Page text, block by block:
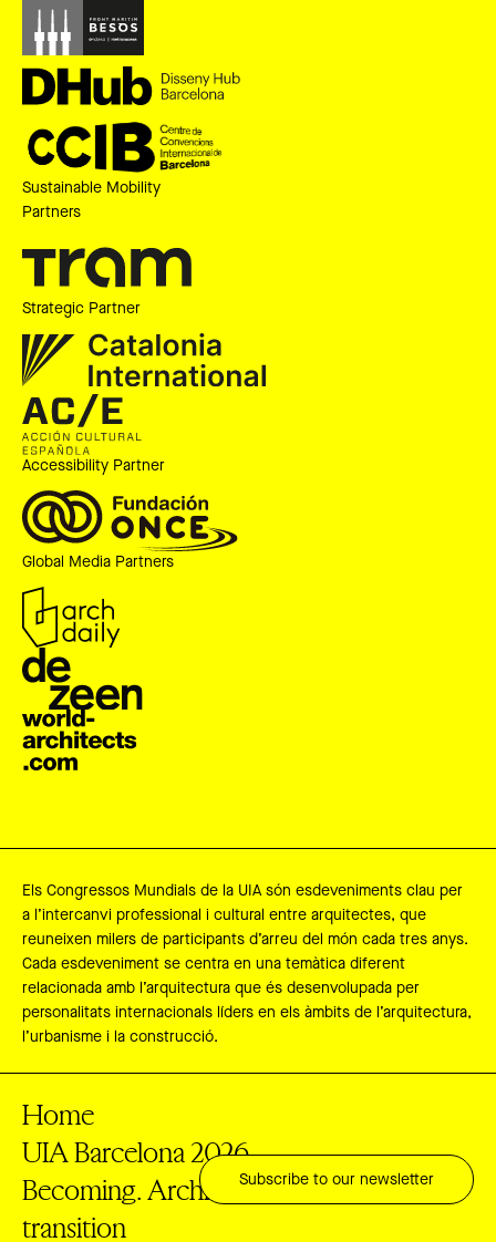
Sustainable Mobility
Partners
Strategic Partner
Accessibility Partner
Global Media Partners
Els Congressos Mundials de la UIA són esdeveniments clau per
a l’intercanvi professional i cultural entre arquitectes, que
reuneixen milers de participants d’arreu del món cada tres anys.
Cada esdeveniment se centra en una temàtica diferent
relacionada amb l’arquitectura que és desenvolupada per
personalitats internacionals líders en els àmbits de l’arquitectura,
l’urbanisme i la construcció.
Home
UIA Barcelona 2026
Becoming. Architectures for a planet in
transition
Subscribe to our newsletter